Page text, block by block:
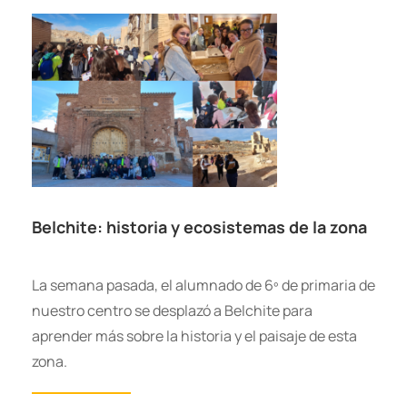
Belchite: historia y ecosistemas de la zona
La semana pasada, el alumnado de 6º de primaria de
nuestro centro se desplazó a Belchite para
aprender más sobre la historia y el paisaje de esta
zona.